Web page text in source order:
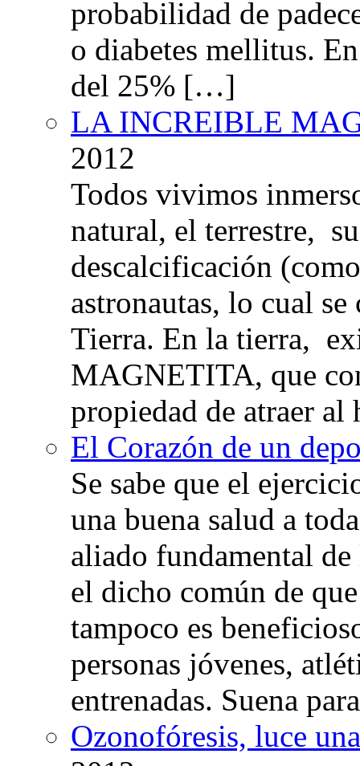
probabilidad de
o diabetes mellitus.
del 25% […]
LA INCREIBLE
2012
Todos vivimos
natural, el terrestre,
descalcificación
astronautas, lo cual
Tierra. En la tierra,
MAGNETITA, que
propiedad de atraer
El Corazón de un
Se sabe que el
una buena salud a
aliado fundamental
el dicho común de
tampoco es
personas jóvenes,
entrenadas. Suena
Ozonofóresis, luce